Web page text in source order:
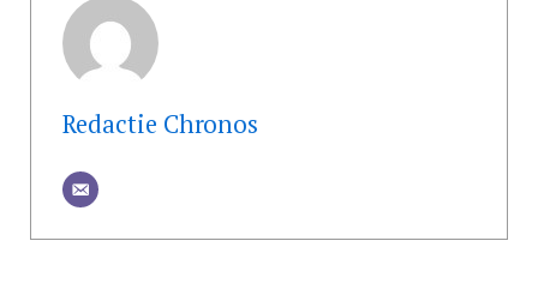
Redactie Chronos